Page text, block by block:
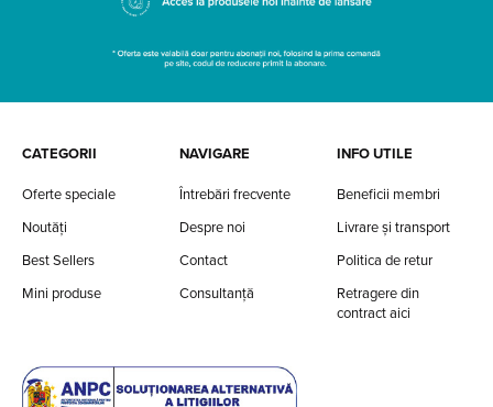
CATEGORII
Oferte speciale
Noutăți
Best Sellers
Mini produse
NAVIGARE
Întrebări frecvente
Despre noi
Contact
Consultanță
INFO UTILE
Beneficii membri
Livrare și transport
Politica de retur
Retragere din
contract aici